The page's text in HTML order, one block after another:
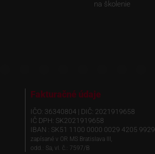
na školenie
Fakturačné údaje
IČO: 36340804 | DIČ: 2021919658
IČ DPH: SK2021919658
IBAN : SK51 1100 0000 0029 4205 9929
zapísané v OR MS Bratislava III,
odd.: Sa, vl. č.: 7597/B